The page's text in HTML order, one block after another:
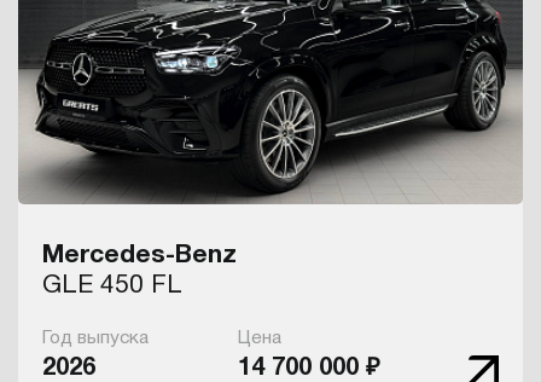
Mercedes-Benz
GLE 450 FL
Год выпуска
2026
Цена
14 700 000 ₽